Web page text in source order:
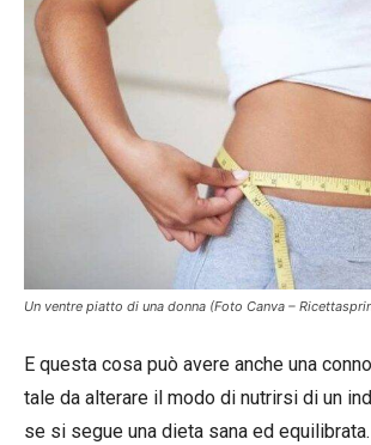
Un ventre piatto di una donna (Foto Canva –
E questa cosa può avere anche una
tale da alterare il modo di nutrirsi di un
se si segue una dieta sana ed equilibrata.